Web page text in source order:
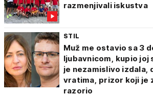
razmenjivali iskustva
STIL
Muž me ostavio sa 3
ljubavnicom, kupio joj
je nezamislivo izdala,
vratima, prizor koji je
razorio